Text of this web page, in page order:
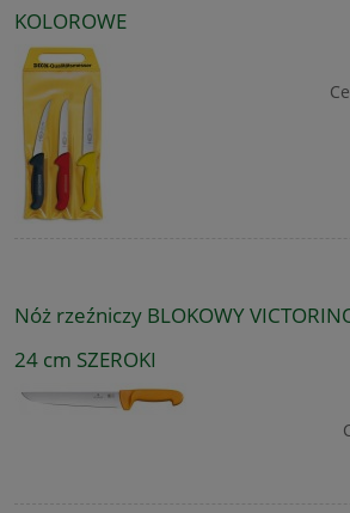
KOLOROWE
Nóż rzeźniczy BLOKOWY
24 cm SZEROKI